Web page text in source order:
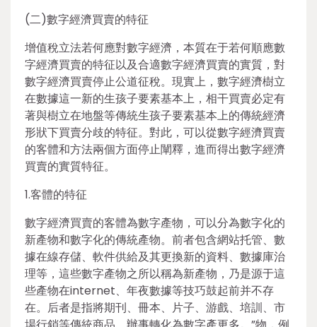
(二)數字經濟買賣的特征
增值稅立法若何應對數字經濟，本質在于若何順應數
字經濟買賣的特征以及合適數字經濟買賣的實質，對
數字經濟買賣停止公道征稅。現實上，數字經濟樹立
在數據這一新的生孩子要素基本上，相干買賣必定有
著與樹立在地盤等傳統生孩子要素基本上的傳統經濟
形狀下買賣分歧的特征。對此，可以從數字經濟買賣
的客體和方法兩個方面停止闡釋，進而得出數字經濟
買賣的實質特征。
1.客體的特征
數字經濟買賣的客體為數字產物，可以分為數字化的
新產物和數字化的傳統產物。前者包含網站托管、數
據在線存儲、軟件供給及其更換新的資料、數據庫治
理等，這些數字產物之所以稱為新產物，乃是源于這
些產物在internet、年夜數據等技巧鼓起前并不存
在。后者是指將期刊、冊本、片子、游戲、培訓、市